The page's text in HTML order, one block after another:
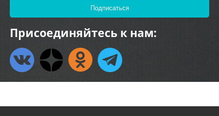
Присоединяйтесь к нам: